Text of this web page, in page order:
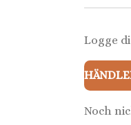
Logge
Noch